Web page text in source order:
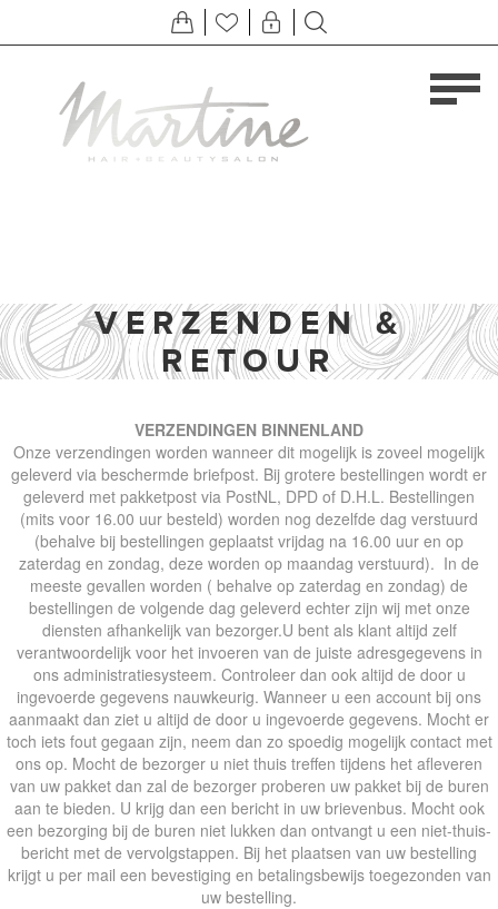
VERZENDEN &
RETOUR
VERZENDINGEN BINNENLAND
Onze verzendingen worden wanneer dit mogelijk is zoveel mogelijk
geleverd via beschermde briefpost. Bij grotere bestellingen wordt er
geleverd met pakketpost via PostNL, DPD of D.H.L. Bestellingen
(mits voor 16.00 uur besteld) worden nog dezelfde dag verstuurd
(behalve bij bestellingen geplaatst vrijdag na 16.00 uur en op
zaterdag en zondag, deze worden op maandag verstuurd). In de
meeste gevallen worden ( behalve op zaterdag en zondag) de
bestellingen de volgende dag geleverd echter zijn wij met onze
diensten afhankelijk van bezorger.U bent als klant altijd zelf
verantwoordelijk voor het invoeren van de juiste adresgegevens in
ons administratiesysteem. Controleer dan ook altijd de door u
ingevoerde gegevens nauwkeurig. Wanneer u een account bij ons
aanmaakt dan ziet u altijd de door u ingevoerde gegevens. Mocht er
toch iets fout gegaan zijn, neem dan zo spoedig mogelijk contact met
ons op. Mocht de bezorger u niet thuis treffen tijdens het afleveren
van uw pakket dan zal de bezorger proberen uw pakket bij de buren
aan te bieden. U krijg dan een bericht in uw brievenbus. Mocht ook
een bezorging bij de buren niet lukken dan ontvangt u een niet-thuis-
bericht met de vervolgstappen. Bij het plaatsen van uw bestelling
krijgt u per mail een bevestiging en betalingsbewijs toegezonden van
uw bestelling.